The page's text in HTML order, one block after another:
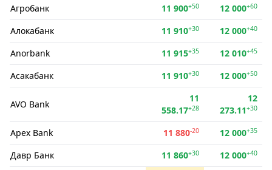
Агробанк 11 900+50 12 000+60
Алокабанк 11 910+30 12 000+40
Anorbank 11 915+35 12 010+45
Асакабанк 11 910+30 12 000+50
AVO Bank
11
558.17+28
12
273.11+30
Apex Bank 11 880-20 12 000+35
Давр Банк 11 860+30 12 000+40